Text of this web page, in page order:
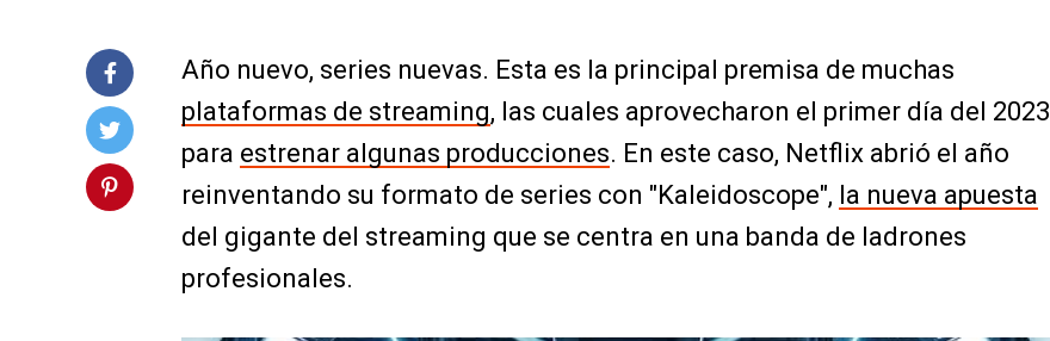
Año nuevo, series nuevas. Esta es la principal premisa de muchas
plataformas de streaming, las cuales aprovecharon el primer día del 2023
para estrenar algunas producciones. En este caso, Netflix abrió el año
reinventando su formato de series con "Kaleidoscope", la nueva apuesta
del gigante del streaming que se centra en una banda de ladrones
profesionales.